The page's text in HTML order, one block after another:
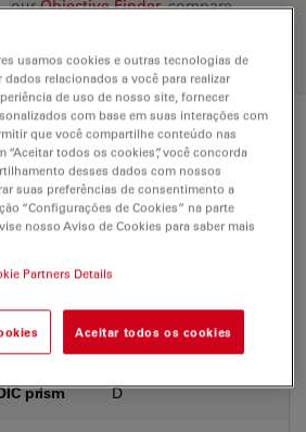
ourObjective Finder, compare
11506527
With
prism D
usamos cookies e outras tecnologias de
relacionados a você para realizar
de uso de nosso site, fornecer
com base em suas interações com
que você compartilhe conteúdo nas
“Aceitar todos os cookies”, você concorda
desses dados com nossos
suas preferências de consentimento a
“Configurações de Cookies” na parte
nosso Aviso de Cookies para saber mais
Partners Details
Aceitar todos os cookies